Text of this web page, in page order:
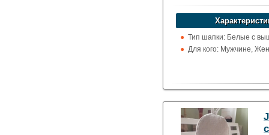
Какая цена Вас
устроит?
Указать цену
Тип шапки: Белые с
Для кого: Мужчине,